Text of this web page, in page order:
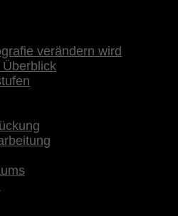
verändern wird